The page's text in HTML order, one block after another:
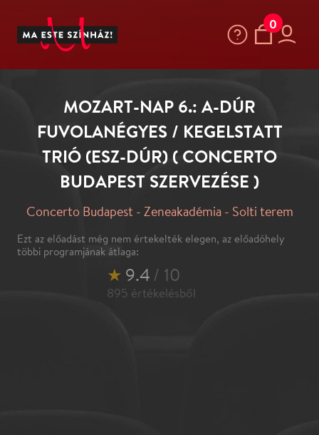
FUVOLANÉGYES / KEGELSTATT
TRIÓ (ESZ-DÚR) ( CONCERTO
BUDAPEST SZERVEZÉSE )
Concerto Budapest - Zeneakadémia - Solti terem
többi programjának átlaga:
★ 9.4/ 10
895értékelésből